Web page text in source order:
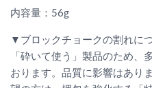
内容量：56g
▼ブロックチョークの割れに
「砕いて使う」製品のため、
おります。品質に影響はあり